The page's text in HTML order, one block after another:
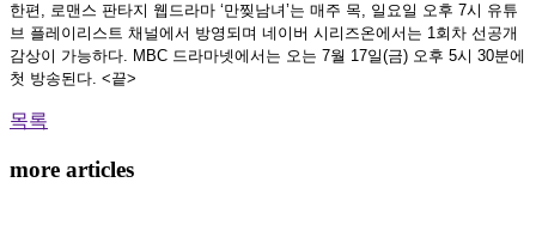
한편, 로맨스 판타지 웹드라마 ‘만찢남녀’는 매주 목, 일요일 오후 7시 유튜
브 플레이리스트 채널에서 방영되며 네이버 시리즈온에서는 1회차 선공개
감상이 가능하다. MBC 드라마넷에서는 오는 7월 17일(금) 오후 5시 30분에
첫 방송된다. <끝>
목록
more articles